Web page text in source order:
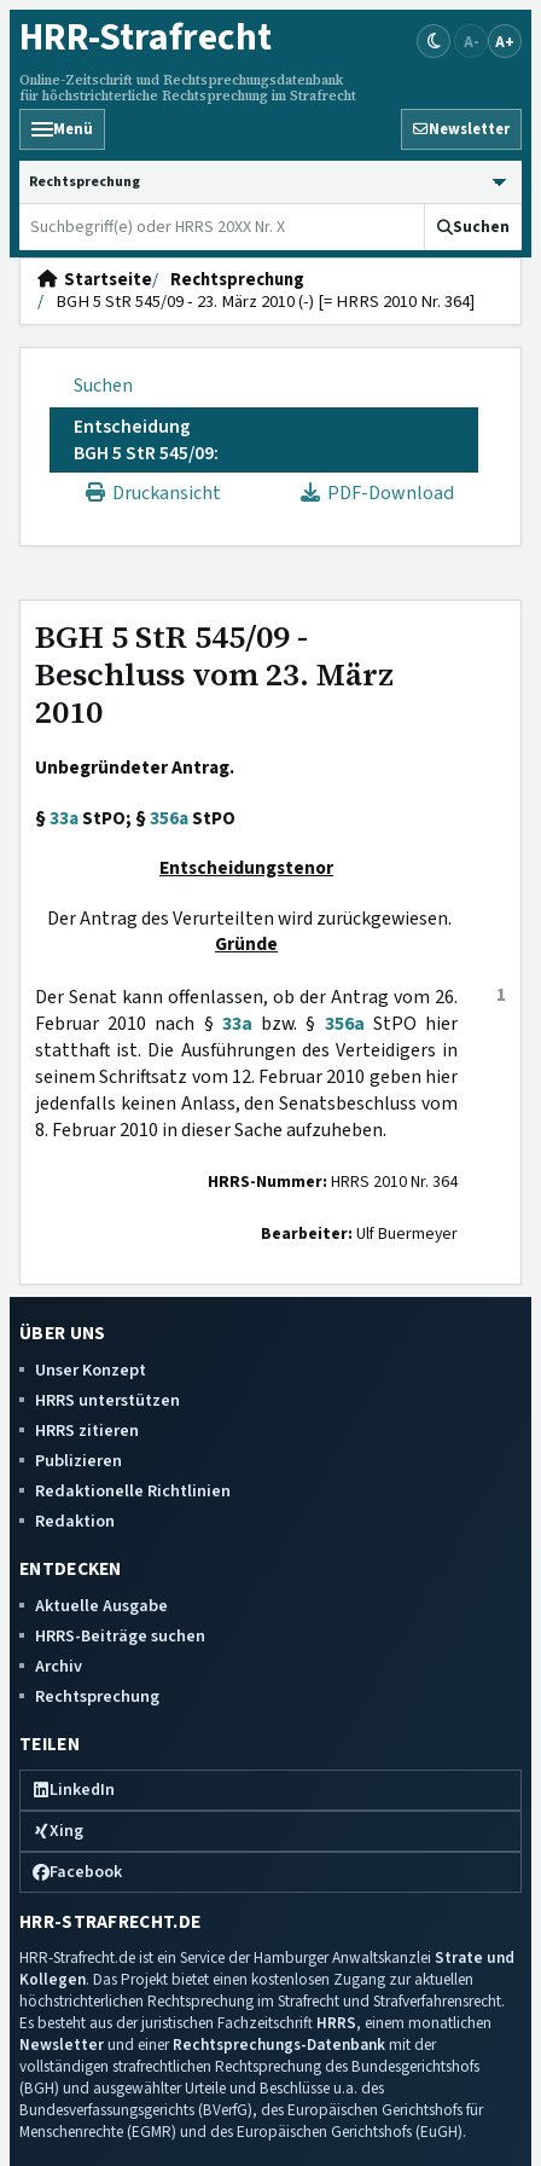
HRR-Strafrecht
Online-Zeitschrift und Rechtsprechungsdatenbank
für höchstrichterliche Rechtsprechung im Strafrecht
A- A+
Menü Newsletter
HRRS durchsuchen
Suchen
Startseite
Rechtsprechung
BGH 5 StR 545/09 - 23. März 2010 (-) [= HRRS 2010 Nr. 364]
Suchen
Entscheidung
BGH 5 StR 545/09:
Druckansicht
PDF-Download
BGH 5 StR 545/09 -
Beschluss vom 23. März
2010
Unbegründeter Antrag.
§33aStPO; §356aStPO
Entscheidungstenor
Der Antrag des Verurteilten wird zurückgewiesen.
Gründe
1
Der Senat kann offenlassen, ob der Antrag vom 26.
Februar 2010 nach § 33a bzw. § 356a StPO hier
statthaft ist. Die Ausführungen des Verteidigers in
seinem Schriftsatz vom 12. Februar 2010 geben hier
jedenfalls keinen Anlass, den Senatsbeschluss vom
8. Februar 2010 in dieser Sache aufzuheben.
HRRS-Nummer: HRRS 2010 Nr. 364
Bearbeiter: Ulf Buermeyer
ÜBER UNS
Unser Konzept
HRRS unterstützen
HRRS zitieren
Publizieren
Redaktionelle Richtlinien
Redaktion
ENTDECKEN
Aktuelle Ausgabe
HRRS-Beiträge suchen
Archiv
Rechtsprechung
TEILEN
LinkedIn
Xing
Facebook
HRR-STRAFRECHT.DE
HRR-Strafrecht.de ist ein Service der Hamburger Anwaltskanzlei Strate und
Kollegen. Das Projekt bietet einen kostenlosen Zugang zur aktuellen
höchstrichterlichen Rechtsprechung im Strafrecht und Strafverfahrensrecht.
Es besteht aus der juristischen Fachzeitschrift HRRS, einem monatlichen
Newsletterund einerRechtsprechungs-Datenbankmit der
vollständigen strafrechtlichen Rechtsprechung des Bundesgerichtshofs
(BGH) und ausgewählter Urteile und Beschlüsse u.a. des
Bundesverfassungsgerichts (BVerfG), des Europäischen Gerichtshofs für
Menschenrechte (EGMR) und des Europäischen Gerichtshofs (EuGH).